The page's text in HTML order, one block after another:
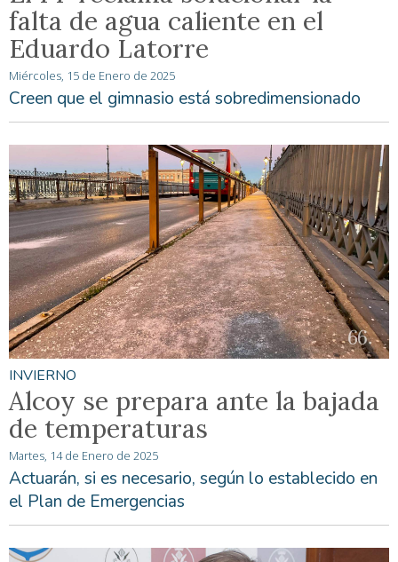
falta de agua caliente en el
Eduardo Latorre
Miércoles, 15 de Enero de 2025
Creen que el gimnasio está sobredimensionado
INVIERNO
Alcoy se prepara ante la bajada
de temperaturas
Martes, 14 de Enero de 2025
Actuarán, si es necesario, según lo establecido en
el Plan de Emergencias